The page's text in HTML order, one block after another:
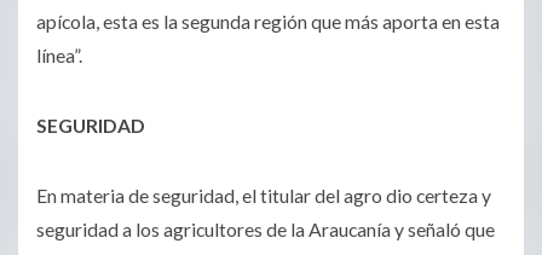
apícola, esta es la segunda región que más aporta en esta
línea”.
SEGURIDAD
En materia de seguridad, el titular del agro dio certeza y
seguridad a los agricultores de la Araucanía y señaló que